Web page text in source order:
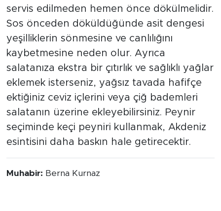
servis edilmeden hemen önce dökülmelidir.
Sos önceden döküldüğünde asit dengesi
yeşilliklerin sönmesine ve canlılığını
kaybetmesine neden olur. Ayrıca
salatanıza ekstra bir çıtırlık ve sağlıklı yağlar
eklemek isterseniz, yağsız tavada hafifçe
ektiğiniz ceviz içlerini veya çiğ bademleri
salatanın üzerine ekleyebilirsiniz. Peynir
seçiminde keçi peyniri kullanmak, Akdeniz
esintisini daha baskın hale getirecektir.
Muhabir: Berna Kurnaz